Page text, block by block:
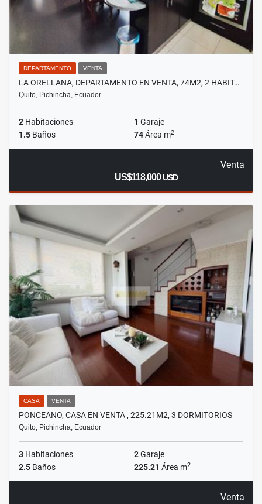
DEPARTAMENTO VENTA
LA ORELLANA, DEPARTAMENTO EN VENTA, 74M2, 2 HABIT…
Quito, Pichincha, Ecuador
2 Habitaciones 1 Garaje
1.5 Baños 74Área m2
Venta
US$118,000USD
CASA VENTA
PONCEANO, CASA EN VENTA , 225.21M2, 3 DORMITORIOS
Quito, Pichincha, Ecuador
3 Habitaciones 2Garaje
2.5 Baños 225.21 Área m2
Venta